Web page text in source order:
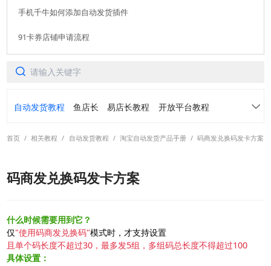
软件使用咨询
手机千牛如何添加自动发货插件
91卡券店铺申请流程
自动发货教程 鱼店长 易店长教程 开放平台教程
91卡券仓库 转转免费领 常见问题
各平台常用功能案例介绍 活动手册
转转自动发货产品手册 螃蟹自动发货产品手册
首页 / 相关教程 / 自动发货教程 / 淘宝自动发货产品手册 / 码商发兑换码发卡方案
码商发兑换码发卡方案
什么时候需要用到它？
仅"使用码商发兑换码"模式时，才支持设置
且单个码长度不超过30，最多发5组，多组码总长度不得超过100
具体设置：